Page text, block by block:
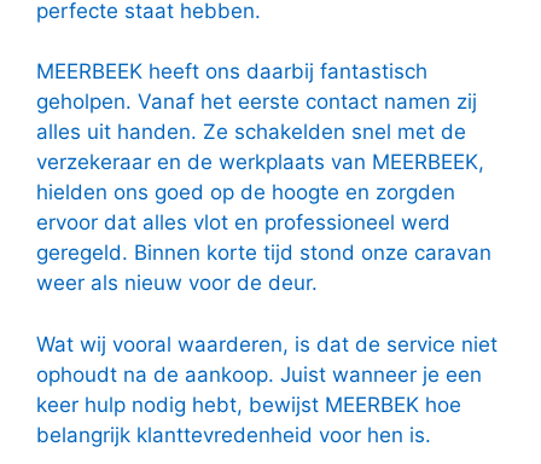
perfecte staat hebben.
MEERBEEK heeft ons daarbij fantastisch
geholpen. Vanaf het eerste contact namen zij
alles uit handen. Ze schakelden snel met de
verzekeraar en de werkplaats van MEERBEEK,
hielden ons goed op de hoogte en zorgden
ervoor dat alles vlot en professioneel werd
geregeld. Binnen korte tijd stond onze caravan
weer als nieuw voor de deur.
Wat wij vooral waarderen, is dat de service niet
ophoudt na de aankoop. Juist wanneer je een
keer hulp nodig hebt, bewijst MEERBEK hoe
belangrijk klanttevredenheid voor hen is.